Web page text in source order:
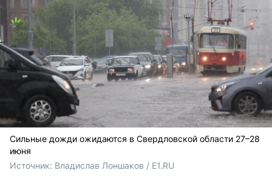
Сильные дожди ожидаются в Свердловской области 27–28
июня
Источник: Владислав Лоншаков / E1.RU